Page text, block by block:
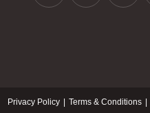
Terms & Conditions
Privacy Policy